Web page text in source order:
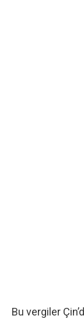
Bu vergiler